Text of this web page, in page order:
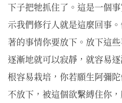
下子把牠抓住了。這是一個
示我們修行人就是這麼回事
著的事情你要放下。放下這
逐漸地就可以寂靜，就容易
根容易栽培，你若願生阿彌
不放下，被這個欲繫縛住你